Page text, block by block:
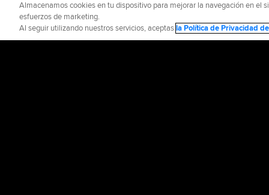
Almacenamos cookies en tu dispositivo para mejorar la navegación en el
esfuerzos de marketing.
Al seguir utilizando nuestros servicios, aceptasla Política de Privacidad